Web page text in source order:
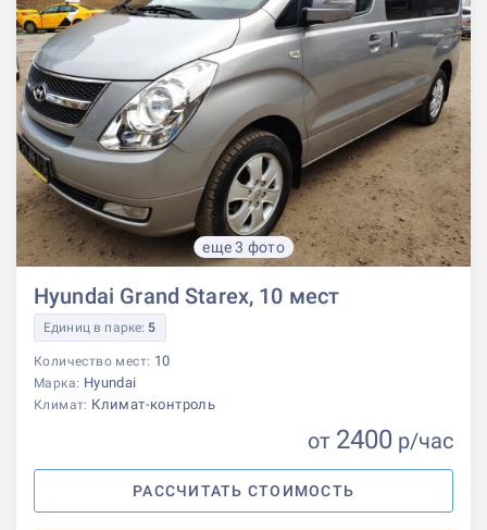
еще 3 фото
Hyundai Grand Starex, 10 мест
Единиц в парке: 5
Количество мест: 10
Марка: Hyundai
Климат: Климат-контроль
от 2400 р/час
РАССЧИТАТЬ СТОИМОСТЬ